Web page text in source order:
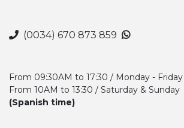
(0034) 670 873 859
From 09:30AM to 17:30 / Monday - Friday
From 10AM to 13:30 / Saturday & Sunday
(Spanish time)